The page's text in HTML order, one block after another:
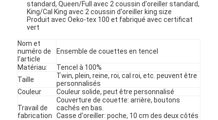
standard, Queen/Full avec 2 coussin d'oreiller standard,
King/Cal King avec 2 coussin d'oreiller king size
Produit avec Oeko-tex 100 et fabriqué avec certificat
vert
Nom et
numéro de
l'article
Ensemble de couettes en tencel
Matériau:
Tencel à 100%
Taille
Twin, plein, reine, roi, cal roi, etc. peuvent être
personnalisés
Couleur
Couleur solide, peut être personnalisé
Travail de
fabrication
Couverture de couette: arrière, boutons
cachés en bas.
Casse d'oreiller: poche, 10 cm des deux côtés